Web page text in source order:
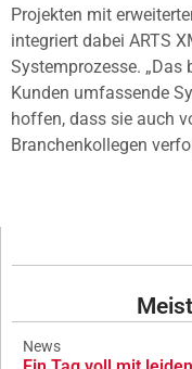
Projekten mit
integriert dabei ARTS
Systemprozesse.
Kunden umfassende
hoffen, dass sie auch
Branchenkollegen
News